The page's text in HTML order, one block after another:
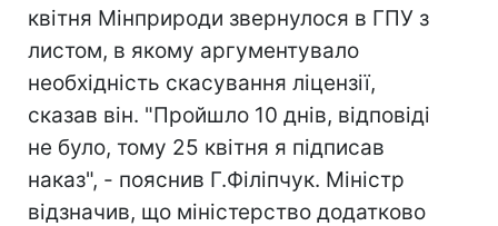
квітня Мінприроди звернулося в ГПУ з
листом, в якому аргументувало
необхідність скасування ліцензії,
сказав він. "Пройшло 10 днів, відповіді
не було, тому 25 квітня я підписав
наказ", - пояснив Г.Філіпчук. Міністр
відзначив, що міністерство додатково